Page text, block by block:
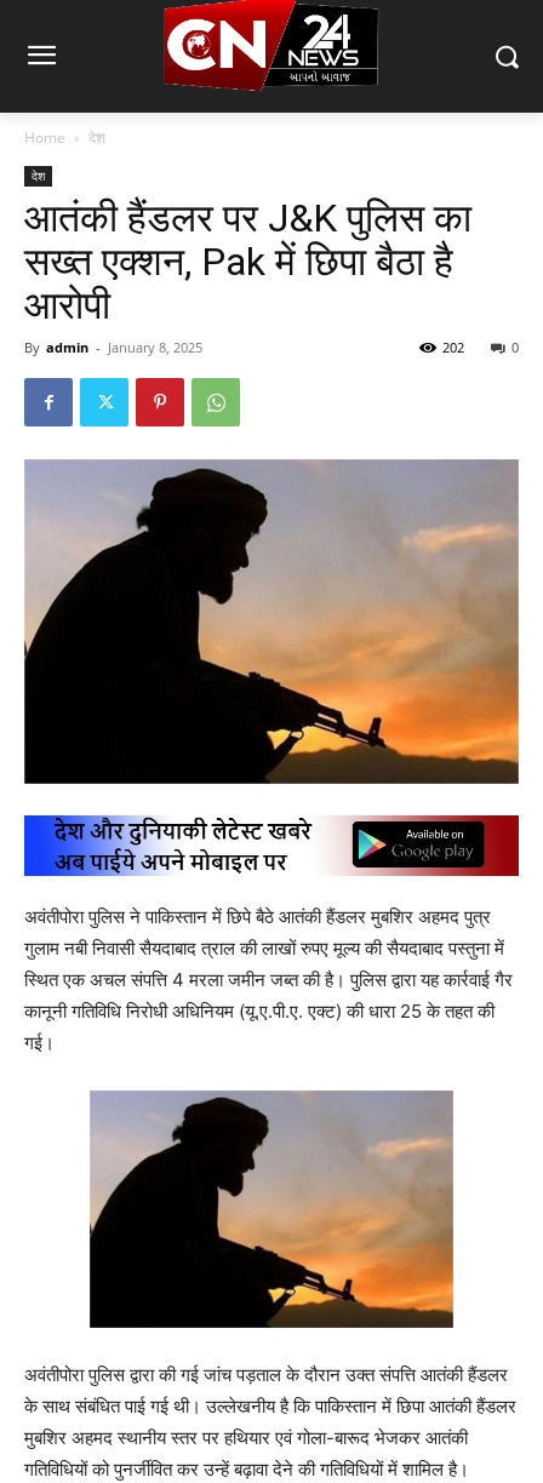
Home देश
देश
आतंकी हैंडलर पर J&K पुलिस का
सख्त एक्शन, Pak में छिपा बैठा है
आरोपी
By admin - January 8, 2025 0
202
अवंतीपोरा पुलिस ने पाकिस्तान में छिपे बैठे आतंकी हैंडलर मुबशिर अहमद पुत्र
गुलाम नबी निवासी सैयदाबाद त्राल की लाखों रुपए मूल्य की सैयदाबाद पस्तुना में
स्थित एक अचल संपत्ति 4 मरला जमीन जब्त की है। पुलिस द्वारा यह कार्रवाई गैर
कानूनी गतिविधि निरोधी अधिनियम (यू.ए.पी.ए. एक्ट) की धारा 25 के तहत की
गई।
अवंतीपोरा पुलिस द्वारा की गई जांच पड़ताल के दौरान उक्त संपत्ति आतंकी हैंडलर
के साथ संबंधित पाई गई थी। उल्लेखनीय है कि पाकिस्तान में छिपा आतंकी हैंडलर
मुबशिर अहमद स्थानीय स्तर पर हथियार एवं गोला-बारूद भेजकर आतंकी
गतिविधियों को पुनर्जीवित कर उन्हें बढ़ावा देने की गतिविधियों में शामिल है।